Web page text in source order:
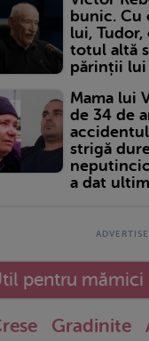
bunic. Cu
lui, Tudor,
totul altă
părinții lui
Mama lui
de 34 de
strigă
a dat
pentru mămici
Gradinite